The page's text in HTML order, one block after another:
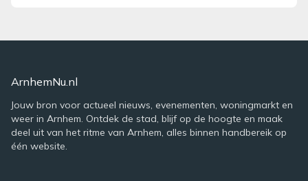
ArnhemNu.nl
Jouw bron voor actueel nieuws, evenementen, woningmarkt en
weer in Arnhem. Ontdek de stad, blijf op de hoogte en maak
deel uit van het ritme van Arnhem, alles binnen handbereik op
één website.